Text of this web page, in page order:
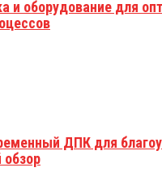
и оборудование для
ДПК для